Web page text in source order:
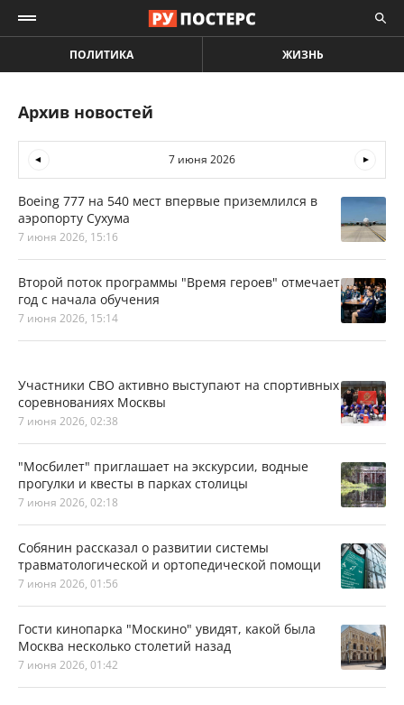
ПОЛИТИКА ЖИЗНЬ
Архив новостей
7 июня 2026
Boeing 777 на 540 мест впервые приземлился в
аэропорту Сухума
7 июня 2026, 15:16
Второй поток программы "Время героев" отмечает
год с начала обучения
7 июня 2026, 15:14
Участники СВО активно выступают на спортивных
соревнованиях Москвы
7 июня 2026, 02:38
"Мосбилет" приглашает на экскурсии, водные
прогулки и квесты в парках столицы
7 июня 2026, 02:18
Собянин рассказал о развитии системы
травматологической и ортопедической помощи
7 июня 2026, 01:56
Гости кинопарка "Москино" увидят, какой была
Москва несколько столетий назад
7 июня 2026, 01:42